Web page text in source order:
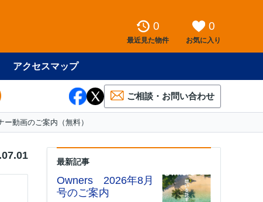
0
最近見た物件
0
お気に入り
アクセスマップ
ご相談・お問い合わせ
動画のご案内（無料）
最新記事
Owners 2026年8月
号のご案内